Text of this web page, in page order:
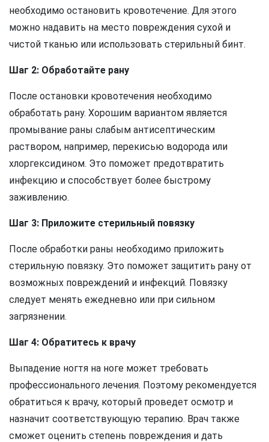
необходимо остановить кровотечение. Для этого
можно надавить на место повреждения сухой и
чистой тканью или использовать стерильный бинт.
Шаг 2: Обработайте рану
После остановки кровотечения необходимо
обработать рану. Хорошим вариантом является
промывание раны слабым антисептическим
раствором, например, перекисью водорода или
хлоргексидином. Это поможет предотвратить
инфекцию и способствует более быстрому
заживлению.
Шаг 3: Приложите стерильный повязку
После обработки раны необходимо приложить
стерильную повязку. Это поможет защитить рану от
возможных повреждений и инфекций. Повязку
следует менять ежедневно или при сильном
загрязнении.
Шаг 4: Обратитесь к врачу
Выпадение ногтя на ноге может требовать
профессионального лечения. Поэтому рекомендуется
обратиться к врачу, который проведет осмотр и
назначит соответствующую терапию. Врач также
сможет оценить степень повреждения и дать